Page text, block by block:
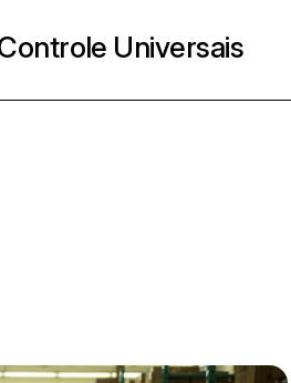
Universais